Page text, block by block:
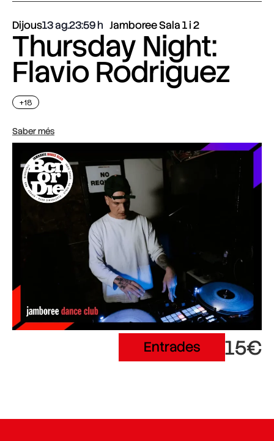
Dijous13 ag.23:59 Jamboree Sala 1 i 2
Thursday Night:
Flavio Rodriguez
+18
Saber més
Entrades 15€